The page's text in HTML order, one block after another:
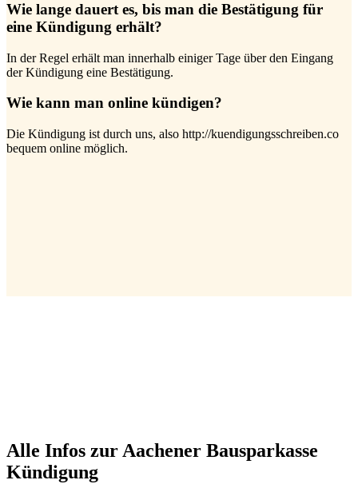
Wie lange dauert es, bis man die Bestätigung für
eine Kündigung erhält?
In der Regel erhält man innerhalb einiger Tage über den Eingang
der Kündigung eine Bestätigung.
Wie kann man online kündigen?
Die Kündigung ist durch uns, also http://kuendigungsschreiben.co
bequem online möglich.
Alle Infos zur Aachener Bausparkasse
Kündigung